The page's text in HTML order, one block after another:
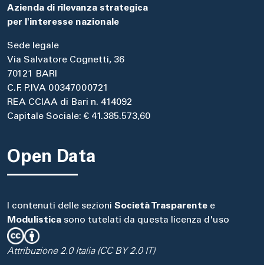
Azienda di rilevanza strategica
per l'interesse nazionale
Sede legale
Via Salvatore Cognetti, 36
70121 BARI
C.F. P.IVA 00347000721
REA CCIAA di Bari n. 414092
Capitale Sociale: € 41.385.573,60
Open Data
I contenuti delle sezioni Società Trasparente e
Modulistica sono tutelati da questa licenza d'uso
Attribuzione 2.0 Italia (CC BY 2.0 IT)